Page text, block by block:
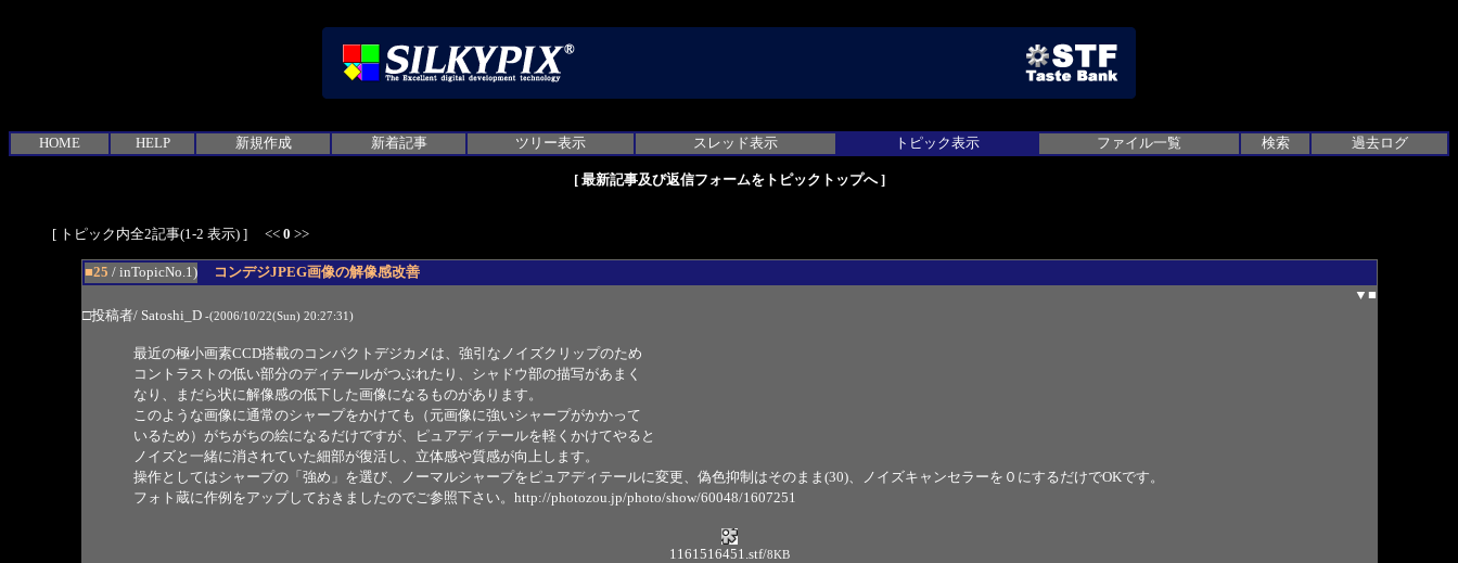
HOME HELP 新規作成 新着記事 ツリー表示 スレッド表示 トピック表示 ファイル一覧 検索 過去ログ
[ 最新記事及び返信フォームをトピックトップへ]
[ トピック内全2記事(1-2 表示) ] << 0 >>
■25 / inTopicNo.1)
コンデジJPEG画像の解像感改善
▼ ■
□投稿者/ Satoshi_D -(2006/10/22(Sun) 20:27:31)
最近の極小画素CCD搭載のコンパクトデジカメは、強引なノイズクリップのため
コントラストの低い部分のディテールがつぶれたり、シャドウ部の描写があまく
なり、まだら状に解像感の低下した画像になるものがあります。
このような画像に通常のシャープをかけても（元画像に強いシャープがかかって
いるため）がちがちの絵になるだけですが、ピュアディテールを軽くかけてやると
ノイズと一緒に消されていた細部が復活し、立体感や質感が向上します。
操作としてはシャープの「強め」を選び、ノーマルシャープをピュアディテールに変更、偽色抑制はそのまま(30)、ノイズキャンセラーを０にするだけでOKです。
フォト蔵に作例をアップしておきましたのでご参照下さい。 http://photozou.jp/photo/show/60048/1607251
1161516451.stf/8KB